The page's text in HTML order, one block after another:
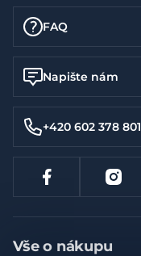
FAQ
Napište nám
+420 602 378 801
Vše o nákupu